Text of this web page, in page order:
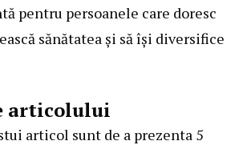
pentru persoanele care doresc
sănătatea și să își diversifice
articolului
articol sunt de a prezenta 5